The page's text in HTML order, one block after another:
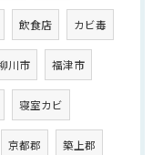
飲食店 カビ毒
川市 福津市
寝室カビ
京都郡 築上郡